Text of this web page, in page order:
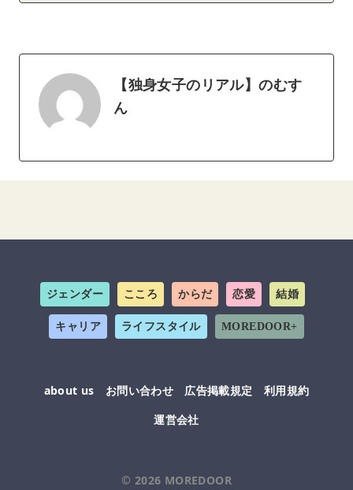
【独身女子のリアル】のむす
ん
ジェンダー こころ からだ 恋愛 結婚
キャリア ライフスタイル MOREDOOR+
about us お問い合わせ 広告掲載規定
利用規約
運営会社
© 2026 MOREDOOR